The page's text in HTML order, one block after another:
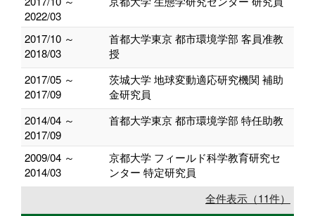
2022/03
2017/10 ～
2018/03
首都大学東京 都市環境学部 客員准教
授
2017/05 ～
2017/09
茨城大学 地球変動適応研究機関 補助
金研究員
2014/04 ～
2017/09
首都大学東京 都市環境学部 特任助教
2009/04 ～
2014/03
京都大学 フィールド科学教育研究セ
ンター 特定研究員
全件表示（11件）